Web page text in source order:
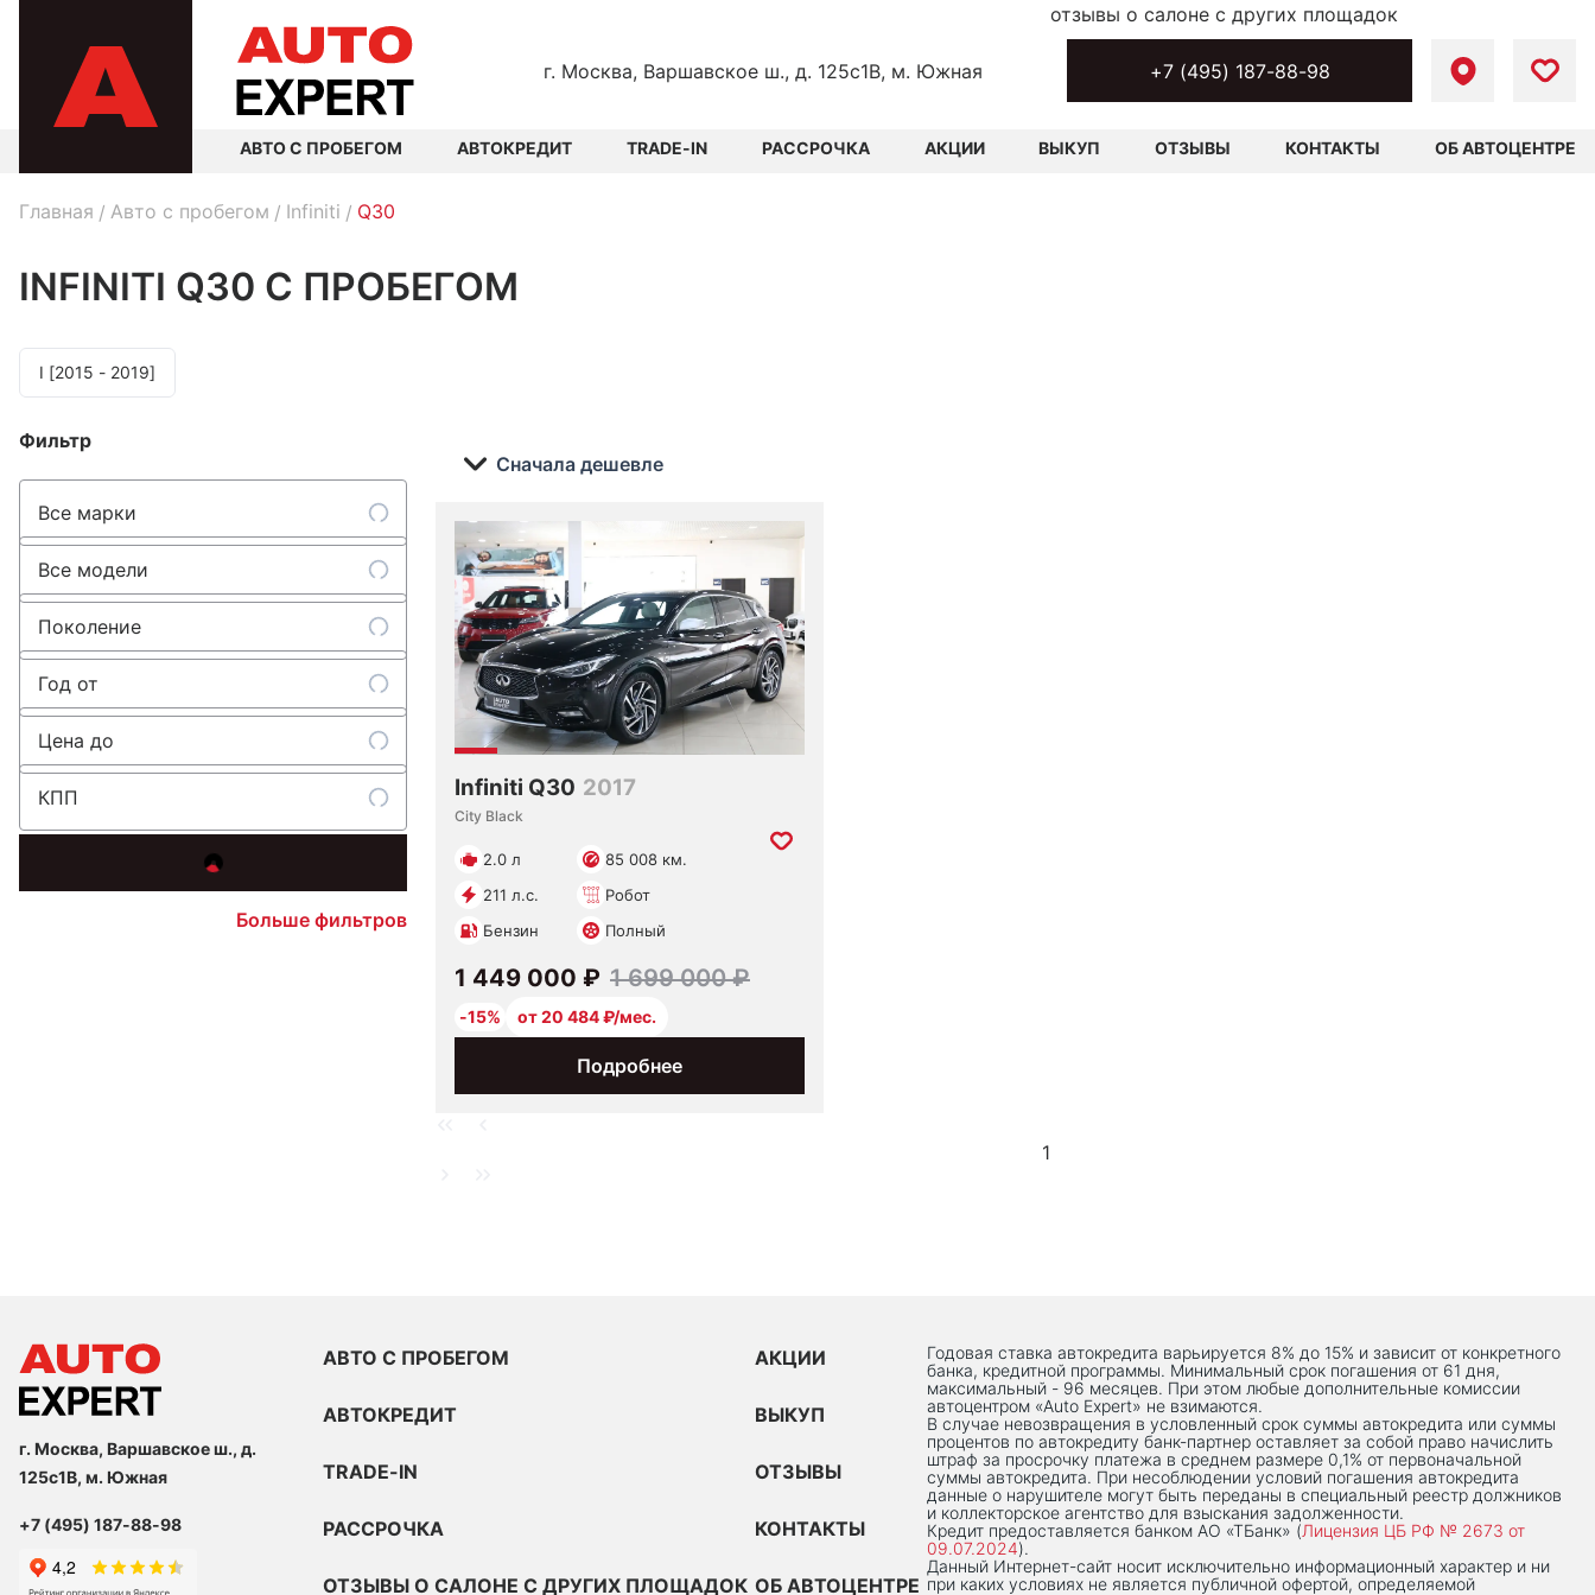
г. Москва, Варшавское ш., д. 125с1В, м. Южная +7 (495) 187-88-98
АВТО С ПРОБЕГОМ АВТОКРЕДИТ TRADE-IN РАССРОЧКА АКЦИИ ВЫКУП ОТЗЫВЫ КОНТАКТЫ ОБ АВТОЦЕНТРЕ
отзывы о салоне с других площадок
Главная Авто с пробегом Infiniti Q30
INFINITI Q30 С ПРОБЕГОМ
I [2015 - 2019]
Фильтр
Все марки
Все модели
Поколение
Год от
Цена до
КПП
Больше фильтров
Сначала дешевле
Infiniti Q30 2017
City Black
2.0 л
85 008 км.
211 л.с.
Робот
Бензин
Полный
Подробнее
1 449 000 ₽ 1 699 000 ₽
-15% от 20 484 ₽/мес.
1
г. Москва, Варшавское ш., д.
125с1В, м. Южная
+7 (495) 187-88-98
АВТО С ПРОБЕГОМ
АВТОКРЕДИТ
TRADE-IN
РАССРОЧКА
ОТЗЫВЫ О САЛОНЕ С ДРУГИХ ПЛОЩАДОК
АКЦИИ
ВЫКУП
ОТЗЫВЫ
КОНТАКТЫ
ОБ АВТОЦЕНТРЕ
Годовая ставка автокредита варьируется 8% до 15% и зависит от конкретного
банка, кредитной программы. Минимальный срок погашения от 61 дня,
максимальный - 96 месяцев. При этом любые дополнительные комиссии
автоцентром «Auto Expert» не взимаются.
В случае невозвращения в условленный срок суммы автокредита или суммы
процентов по автокредиту банк-партнер оставляет за собой право начислить
штраф за просрочку платежа в среднем размере 0,1% от первоначальной
суммы автокредита. При несоблюдении условий погашения автокредита
данные о нарушителе могут быть переданы в специальный реестр должников
и коллекторское агентство для взыскания задолженности.
Кредит предоставляется банком АО «ТБанк» (Лицензия ЦБ РФ № 2673 от
09.07.2024).
Данный Интернет-сaйт носит исключительно информационный характер и ни
при каких условиях не является публичной офертой, определяемой